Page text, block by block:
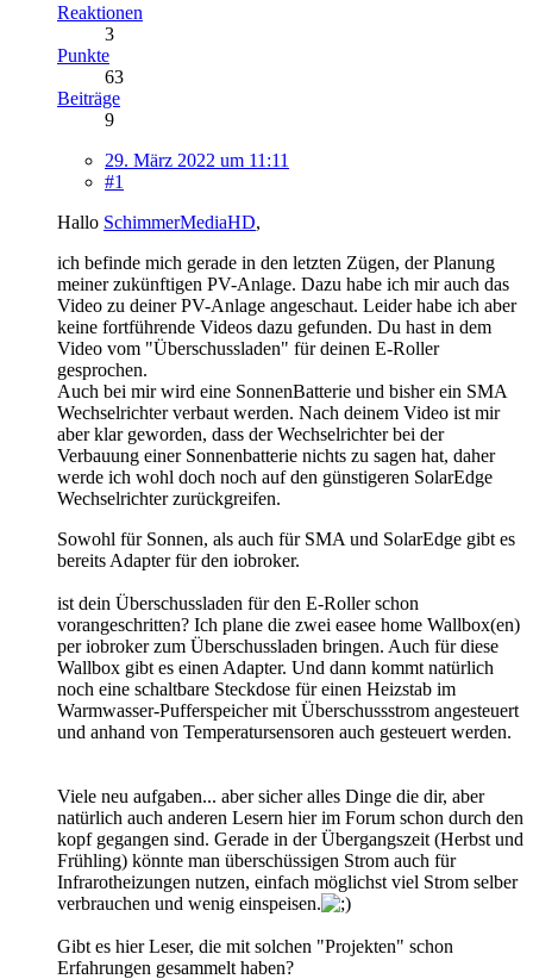
Reaktionen
3
Punkte
63
Beiträge
9
29. März 2022 um 11:11
#1
Hallo SchimmerMediaHD,
ich befinde mich gerade in den letzten Zügen, der Planung
meiner zukünftigen PV-Anlage. Dazu habe ich mir auch das
Video zu deiner PV-Anlage angeschaut. Leider habe ich aber
keine fortführende Videos dazu gefunden. Du hast in dem
Video vom "Überschussladen" für deinen E-Roller
gesprochen.
Auch bei mir wird eine SonnenBatterie und bisher ein SMA
Wechselrichter verbaut werden. Nach deinem Video ist mir
aber klar geworden, dass der Wechselrichter bei der
Verbauung einer Sonnenbatterie nichts zu sagen hat, daher
werde ich wohl doch noch auf den günstigeren SolarEdge
Wechselrichter zurückgreifen.
Sowohl für Sonnen, als auch für SMA und SolarEdge gibt es
bereits Adapter für den iobroker.
ist dein Überschussladen für den E-Roller schon
vorangeschritten? Ich plane die zwei easee home Wallbox(en)
per iobroker zum Überschussladen bringen. Auch für diese
Wallbox gibt es einen Adapter. Und dann kommt natürlich
noch eine schaltbare Steckdose für einen Heizstab im
Warmwasser-Pufferspeicher mit Überschussstrom angesteuert
und anhand von Temperatursensoren auch gesteuert werden.
Viele neu aufgaben... aber sicher alles Dinge die dir, aber
natürlich auch anderen Lesern hier im Forum schon durch den
kopf gegangen sind. Gerade in der Übergangszeit (Herbst und
Frühling) könnte man überschüssigen Strom auch für
Infrarotheizungen nutzen, einfach möglichst viel Strom selber
verbrauchen und wenig einspeisen.
Gibt es hier Leser, die mit solchen "Projekten" schon
Erfahrungen gesammelt haben?